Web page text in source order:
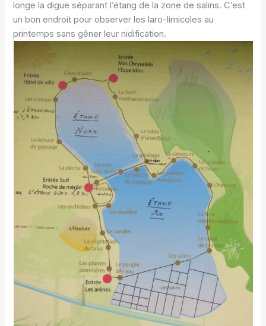
longe la digue séparant l’étang de la zone de salins. C’est
un bon endroit pour observer les laro-limicoles au
printemps sans gêner leur nidification.